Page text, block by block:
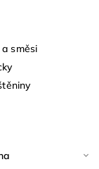
směsi